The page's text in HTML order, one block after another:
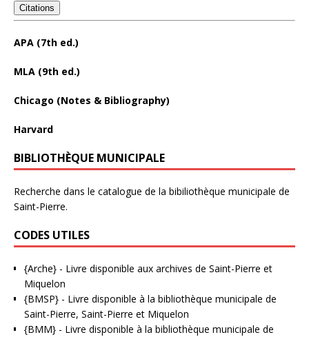
Citations
APA (7th ed.)
MLA (9th ed.)
Chicago (Notes & Bibliography)
Harvard
BIBLIOTHÈQUE MUNICIPALE
Recherche dans le catalogue de la bibiliothèque municipale de
Saint-Pierre.
CODES UTILES
{Arche} - Livre disponible aux archives de Saint-Pierre et
Miquelon
{BMSP} - Livre disponible à la bibliothèque municipale de
Saint-Pierre, Saint-Pierre et Miquelon
{BMM} - Livre disponible à la bibliothèque municipale de